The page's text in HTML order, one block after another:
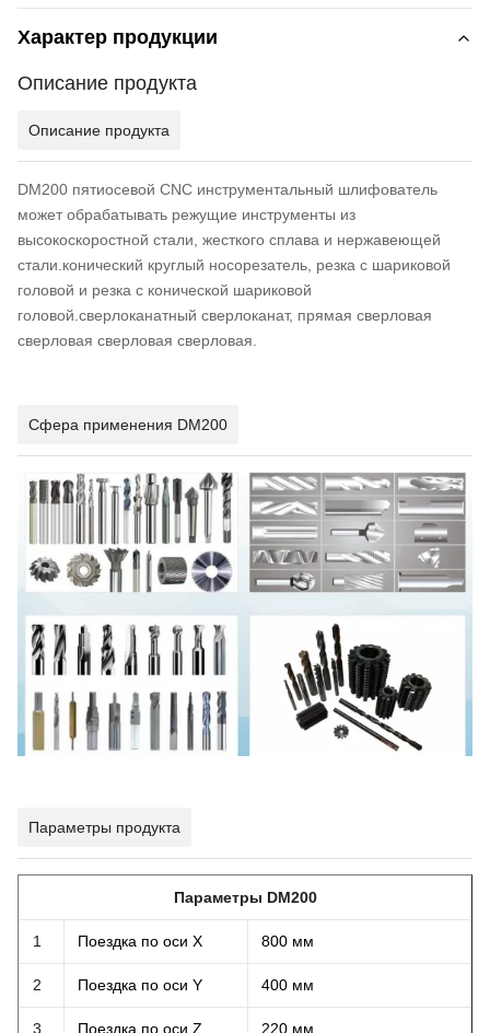
Характер продукции
Описание продукта
Описание продукта
DM200 пятиосевой CNC инструментальный шлифователь
может обрабатывать режущие инструменты из
высокоскоростной стали, жесткого сплава и нержавеющей
стали.конический круглый носорезатель, резка с шариковой
головой и резка с конической шариковой
головой.сверлоканатный сверлоканат, прямая сверловая
сверловая сверловая сверловая.
Сфера применения DM200
Параметры продукта
Параметры DM200
1 Поездка по оси X 800 мм
2 Поездка по оси Y 400 мм
3 Поездка по оси Z 220 мм